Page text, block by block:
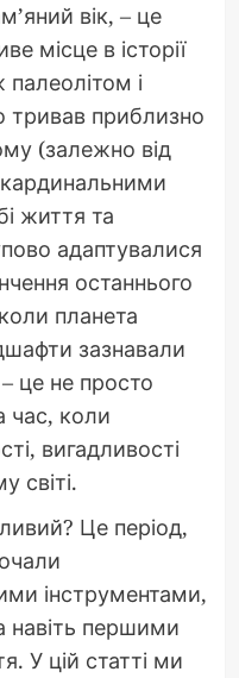
вік, – це
місце в історії
і
тривав приблизно
(залежно від
життя та
адаптувалися
останнього
планета
зазнавали
це не просто
час, коли
вигадливості
світі.
Це період,
інструментами,
навіть першими
У цій статті ми